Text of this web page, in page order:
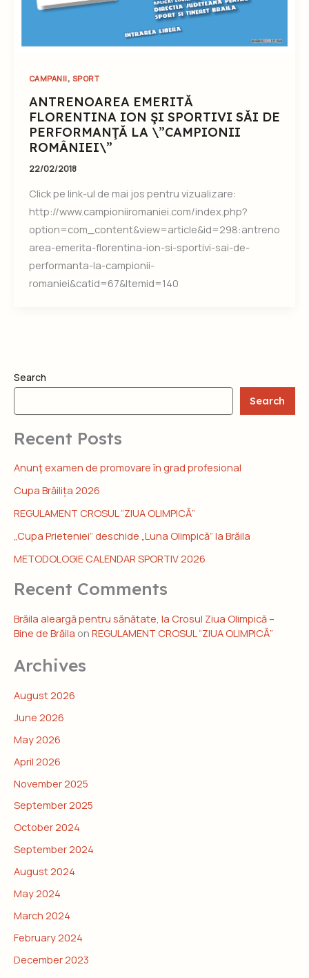
CAMPANII, SPORT
ANTRENOAREA EMERITĂ
FLORENTINA ION ŞI SPORTIVI SĂI DE
PERFORMANŢĂ LA \”CAMPIONII
ROMÂNIEI\”
22/02/2018
Click pe link-ul de mai jos pentru vizualizare:
http://www.campioniiromaniei.com/index.php?
option=com_content&view=article&id=298:antreno
area-emerita-florentina-ion-si-sportivi-sai-de-
performanta-la-campionii-
romaniei&catid=67&Itemid=140
Search
Search
Recent Posts
Anunţ examen de promovare în grad profesional
Cupa Brăilița 2026
REGULAMENT CROSUL “ZIUA OLIMPICĂ”
„Cupa Prieteniei” deschide „Luna Olimpică” la Brăila
METODOLOGIE CALENDAR SPORTIV 2026
Recent Comments
Brăila aleargă pentru sănătate, la Crosul Ziua Olimpică –
Bine de Brăila on REGULAMENT CROSUL “ZIUA OLIMPICĂ”
Archives
August 2026
June 2026
May 2026
April 2026
November 2025
September 2025
October 2024
September 2024
August 2024
May 2024
March 2024
February 2024
December 2023